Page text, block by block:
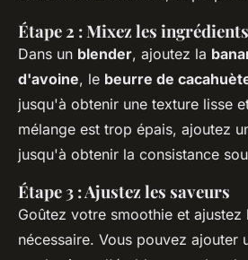
Étape 2 : Mixez les ingrédients
Dans un blender, ajoutez la
d'avoine, le beurre de
jusqu'à obtenir une texture lisse
mélange est trop épais, ajoutez
jusqu'à obtenir la consistance
Étape 3 : Ajustez les saveurs
Goûtez votre smoothie et ajustez
nécessaire. Vous pouvez ajouter